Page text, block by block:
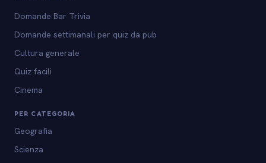
Domande Bar Trivia
Domande settimanali per quiz da pub
Cultura generale
Quiz facili
Cinema
PER CATEGORIA
Geografia
Scienza